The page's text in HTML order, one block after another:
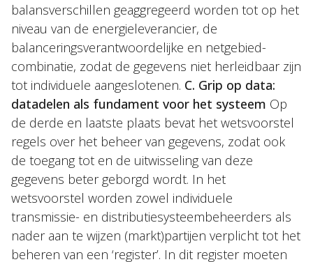
balansverschillen geaggregeerd worden tot op het
niveau van de energieleverancier, de
balanceringsverantwoordelijke en netgebied-
combinatie, zodat de gegevens niet herleidbaar zijn
tot individuele aangeslotenen. C. Grip op data:
datadelen als fundament voor het systeem Op
de derde en laatste plaats bevat het wetsvoorstel
regels over het beheer van gegevens, zodat ook
de toegang tot en de uitwisseling van deze
gegevens beter geborgd wordt. In het
wetsvoorstel worden zowel individuele
transmissie- en distributiesysteembeheerders als
nader aan te wijzen (markt)partijen verplicht tot het
beheren van een ‘register’. In dit register moeten